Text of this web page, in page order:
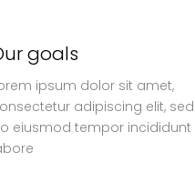
goals
ipsum dolor sit amet,
adipiscing elit, sed
eiusmod tempor incididunt